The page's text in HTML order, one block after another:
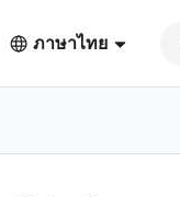
ภาษาไทย